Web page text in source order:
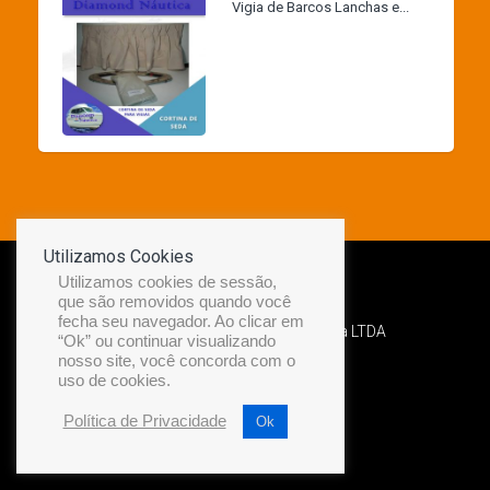
Vigia de Barcos Lanchas e...
Desenvolvido por Diamond Náutica LTDA
Utilizamos Cookies
Utilizamos cookies de sessão,
que são removidos quando você
fecha seu navegador. Ao clicar em
“Ok” ou continuar visualizando
nosso site, você concorda com o
uso de cookies.
Política de Privacidade Ok